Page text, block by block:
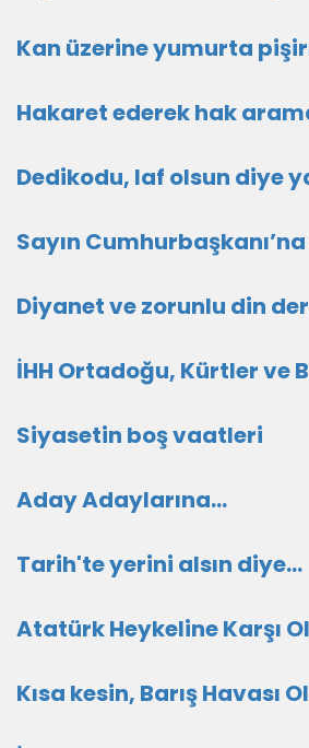
Kan üzerine yumurta
Hakaret ederek hak
Dedikodu, laf olsun diye
Sayın
Diyanet ve zorunlu din
İHH Ortadoğu, Kürtler ve
Siyasetin boş vaatleri
Aday Adaylarına…
Tarih'te yerini alsın diye...
Atatürk Heykeline Karşı
Kısa kesin, Barış Havası